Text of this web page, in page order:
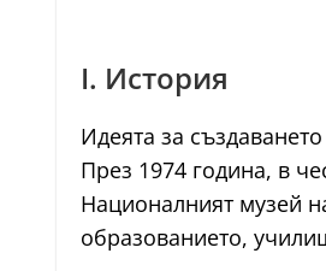
I. История
Идеята за
През 1974 година, в
Националният музей
образованието,